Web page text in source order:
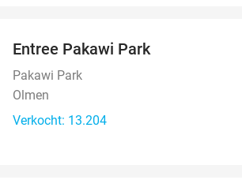
Entree Pakawi Park
Pakawi Park
Olmen
Verkocht: 13.204